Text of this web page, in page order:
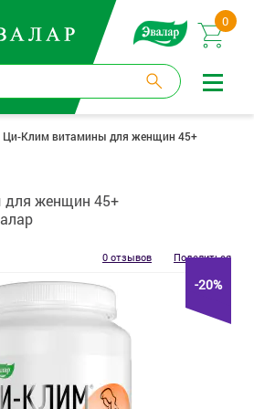
0
не выбран,изменить
Ци-Клим витамины для женщин 45+
женщин 45+
0 отзывов Поделиться
-20%